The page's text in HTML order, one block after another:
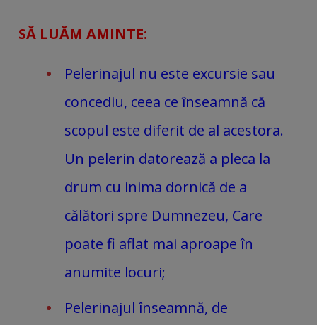
SĂ LUĂM AMINTE:
Pelerinajul nu este excursie sau
concediu, ceea ce înseamnă că
scopul este diferit de al acestora.
Un pelerin datorează a pleca la
drum cu inima dornică de a
călători spre Dumnezeu, Care
poate fi aflat mai aproape în
anumite locuri;
Pelerinajul înseamnă, de